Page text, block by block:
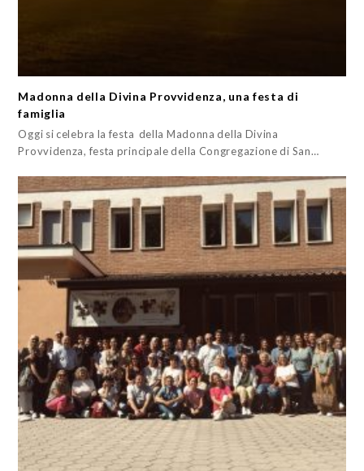
Madonna della Divina Provvidenza, una festa di
famiglia
Oggi si celebra la festa della Madonna della Divina
Provvidenza, festa principale della Congregazione di San…